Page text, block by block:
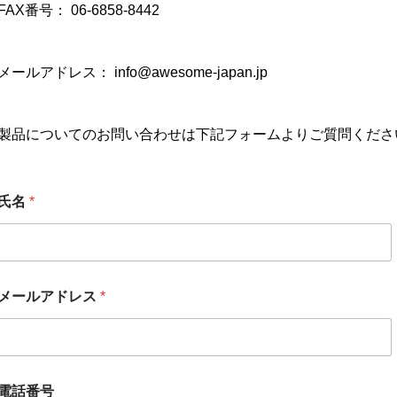
番号： 06-6858-8442
ールアドレス： info@awesome-japan.jp
品についてのお問い合わせは下記フォームよりご質問くださ
名 *
ールアドレス *
話番号
in car
ットデザイン 名入れ モバイルバ
ー